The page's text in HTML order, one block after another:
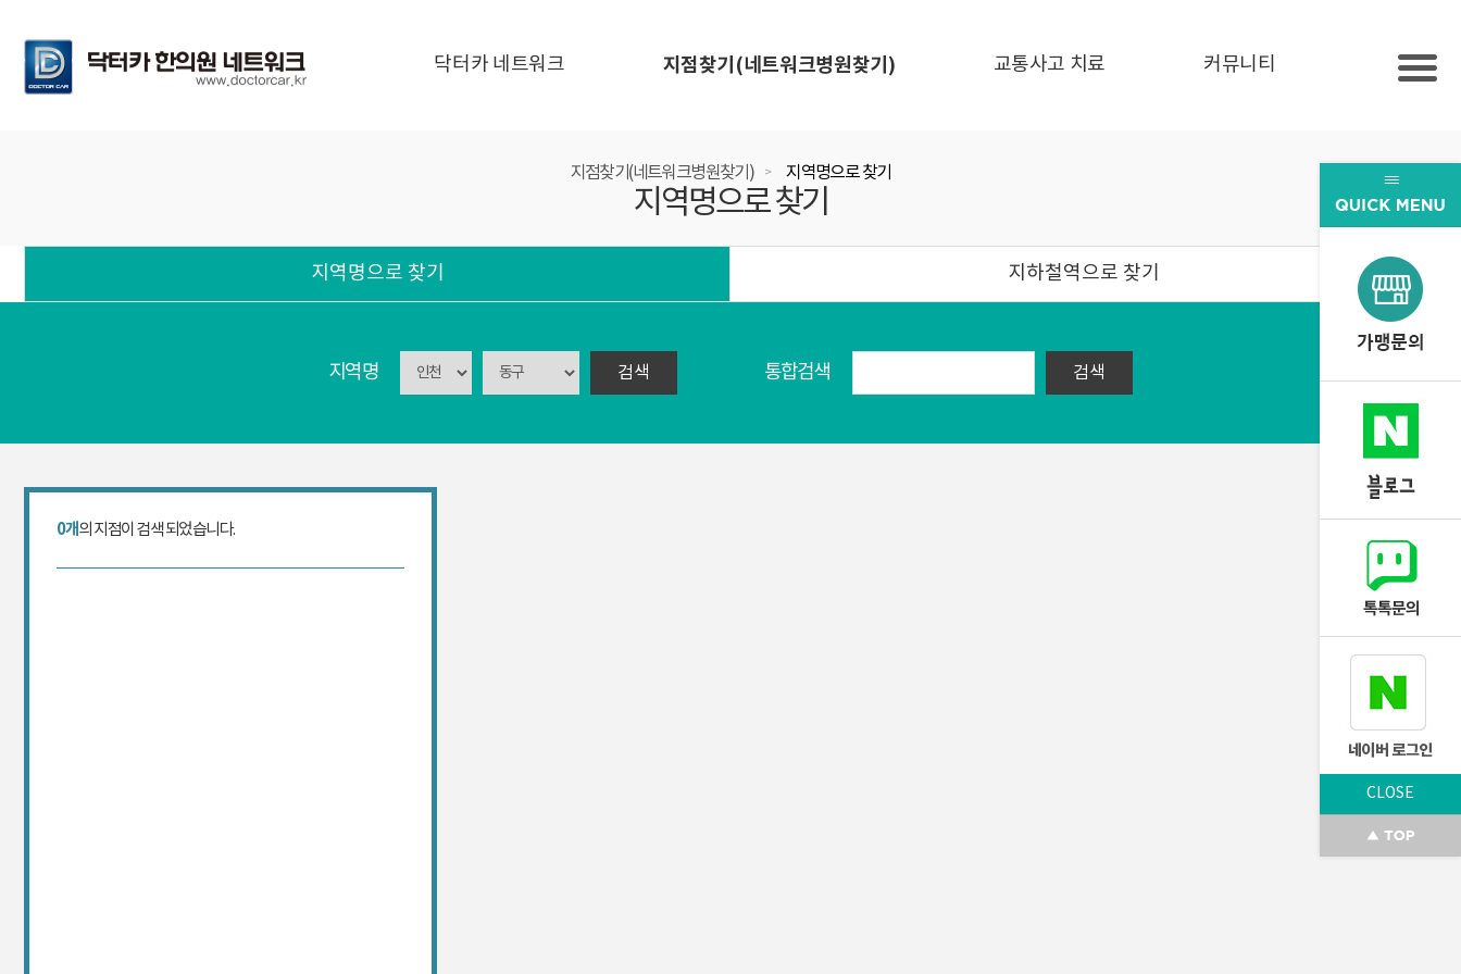
CLOSE
닥터카 네트워크 지점찾기(네트워크병원찾기) 교통사고 치료 커뮤니티
지점찾기(네트워크병원찾기) > 지역명으로 찾기
지역명으로 찾기
지역명으로 찾기 지하철역으로 찾기
지역명 통합검색
0개의 지점이 검색 되었습니다.